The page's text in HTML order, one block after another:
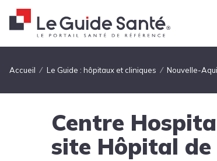
Fil d'Ariane
Accueil Le Guide : hôpitaux et cliniques Nouvelle-
Centre
site Hôpital de